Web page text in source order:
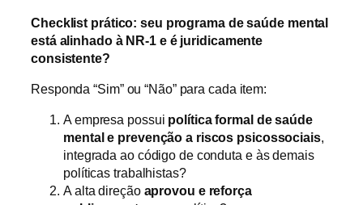
Checklist prático: seu programa de saúde mental
está alinhado à NR-1 e é juridicamente
consistente?
Responda “Sim” ou “Não” para cada item:
A empresa possui política formal de saúde
mental e prevenção a riscos psicossociais,
integrada ao código de conduta e às demais
políticas trabalhistas?
A alta direção aprovou e reforça